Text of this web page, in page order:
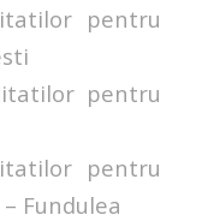
pentru
pentru
pentru
Fundulea